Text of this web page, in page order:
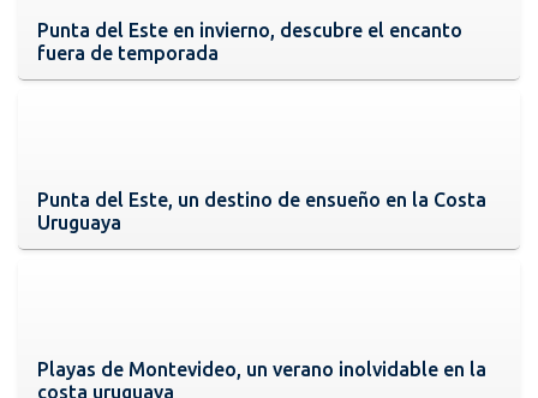
Punta del Este en invierno, descubre el encanto
fuera de temporada
Punta del Este, un destino de ensueño en la Costa
Uruguaya
Playas de Montevideo, un verano inolvidable en la
costa uruguaya